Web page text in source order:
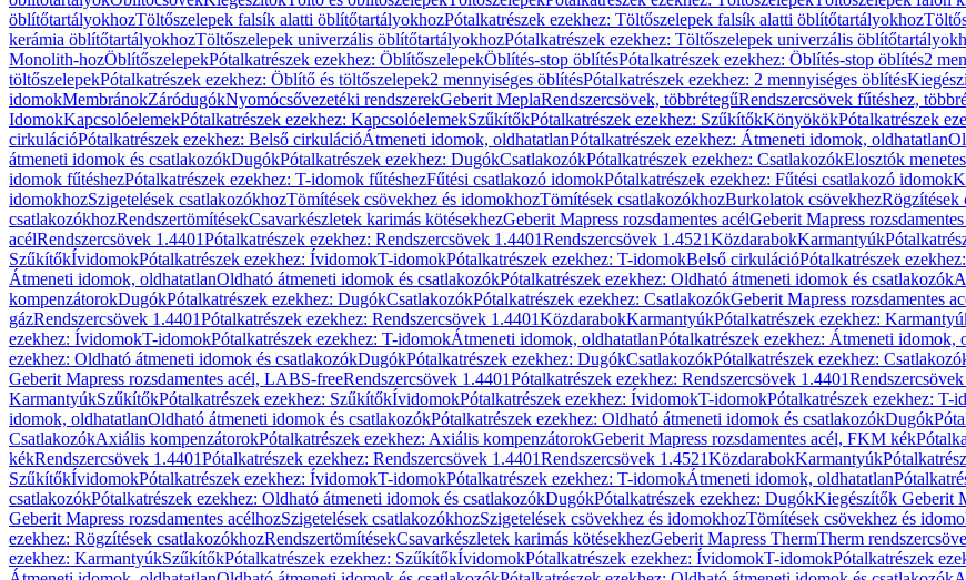
öblítőtartályokhozTöltőszelepek falsík alatti öblítőtartályokhozPótalkatrészek ezekhez: Töltőszelepek falsík alatti öblítőtartályokhoz
kerámia öblítőtartályokhozTöltőszelepek univerzális öblítőtartályokhozPótalkatrészek ezekhez: Töltőszelepek univerzális
Monolith-hozÖblítőszelepekPótalkatrészek ezekhez: ÖblítőszelepekÖblítés-stop öblítésPótalkatrészek ezekhez: Öblítés-stop öblítés2
töltőszelepekPótalkatrészek ezekhez: Öblítő és töltőszelepek2 mennyiséges öblítésPótalkatrészek ezekhez: 2 mennyiséges öblítés
idomokMembránokZáródugókNyomócsővezetéki rendszerekGeberit MeplaRendszercsövek, többrétegűRendszercsövek fűtéshez,
IdomokKapcsolóelemekPótalkatrészek ezekhez: KapcsolóelemekSzűkítőkPótalkatrészek ezekhez: SzűkítőkKönyökökPótalkatrészek
cirkulációPótalkatrészek ezekhez: Belső cirkulációÁtmeneti idomok, oldhatatlanPótalkatrészek ezekhez: Átmeneti idomok, oldhatatlan
átmeneti idomok és csatlakozókDugókPótalkatrészek ezekhez: DugókCsatlakozókPótalkatrészek ezekhez: CsatlakozókElosztók
idomok fűtéshezPótalkatrészek ezekhez: T-idomok fűtéshezFűtési csatlakozó idomokPótalkatrészek ezekhez: Fűtési csatlakozó idomok
idomokhozSzigetelések csatlakozókhozTömítések csövekhez és idomokhozTömítések csatlakozókhozBurkolatok csövekhezRögzítések
csatlakozókhozRendszertömítésekCsavarkészletek karimás kötésekhezGeberit Mapress rozsdamentes acélGeberit Mapress
acélRendszercsövek 1.4401Pótalkatrészek ezekhez: Rendszercsövek 1.4401Rendszercsövek 1.4521KözdarabokKarmantyúk
SzűkítőkÍvidomokPótalkatrészek ezekhez: ÍvidomokT-idomokPótalkatrészek ezekhez: T-idomokBelső cirkulációPótalkatrészek
Átmeneti idomok, oldhatatlanOldható átmeneti idomok és csatlakozókPótalkatrészek ezekhez: Oldható átmeneti idomok és csatlakozók
kompenzátorokDugókPótalkatrészek ezekhez: DugókCsatlakozókPótalkatrészek ezekhez: CsatlakozókGeberit Mapress rozsdamentes
gázRendszercsövek 1.4401Pótalkatrészek ezekhez: Rendszercsövek 1.4401KözdarabokKarmantyúkPótalkatrészek ezekhez:
ezekhez: ÍvidomokT-idomokPótalkatrészek ezekhez: T-idomokÁtmeneti idomok, oldhatatlanPótalkatrészek ezekhez: Átmeneti idomok,
ezekhez: Oldható átmeneti idomok és csatlakozókDugókPótalkatrészek ezekhez: DugókCsatlakozókPótalkatrészek ezekhez:
Geberit Mapress rozsdamentes acél, LABS-freeRendszercsövek 1.4401Pótalkatrészek ezekhez: Rendszercsövek 1.4401
KarmantyúkSzűkítőkPótalkatrészek ezekhez: SzűkítőkÍvidomokPótalkatrészek ezekhez: ÍvidomokT-idomokPótalkatrészek ezekhez: T-
idomok, oldhatatlanOldható átmeneti idomok és csatlakozókPótalkatrészek ezekhez: Oldható átmeneti idomok és csatlakozókDugók
CsatlakozókAxiális kompenzátorokPótalkatrészek ezekhez: Axiális kompenzátorokGeberit Mapress rozsdamentes acél, FKM kék
kékRendszercsövek 1.4401Pótalkatrészek ezekhez: Rendszercsövek 1.4401Rendszercsövek 1.4521KözdarabokKarmantyúk
SzűkítőkÍvidomokPótalkatrészek ezekhez: ÍvidomokT-idomokPótalkatrészek ezekhez: T-idomokÁtmeneti idomok, oldhatatlan
csatlakozókPótalkatrészek ezekhez: Oldható átmeneti idomok és csatlakozókDugókPótalkatrészek ezekhez: DugókKiegészítők Geberit
Geberit Mapress rozsdamentes acélhozSzigetelések csatlakozókhozSzigetelések csövekhez és idomokhozTömítések csövekhez és
ezekhez: Rögzítések csatlakozókhozRendszertömítésekCsavarkészletek karimás kötésekhezGeberit Mapress ThermTherm
ezekhez: KarmantyúkSzűkítőkPótalkatrészek ezekhez: SzűkítőkÍvidomokPótalkatrészek ezekhez: ÍvidomokT-idomokPótalkatrészek